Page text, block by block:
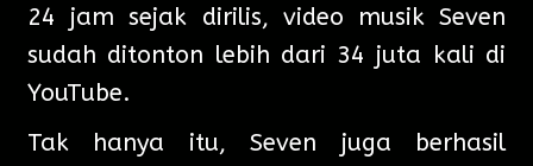
24 jam sejak dirilis, video musik Seven
sudah ditonton lebih dari 34 juta kali di
YouTube.
Tak hanya itu, Seven juga berhasil